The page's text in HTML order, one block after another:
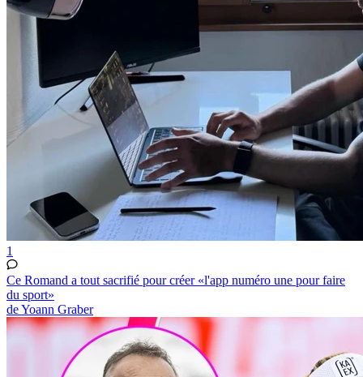
1
Ce Romand a tout sacrifié pour créer «l'app numéro une pour faire
du sport»
de Yoann Graber